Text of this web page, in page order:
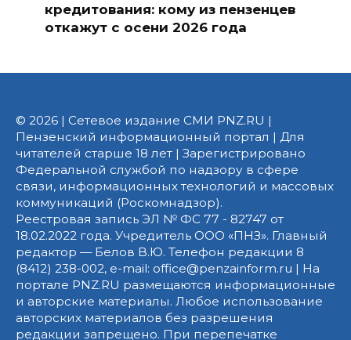
кредитования: кому из пензенцев
откажут с осени 2026 года
© 2026 | Сетевое издание СМИ PNZ.RU |
Пензенский информационный портал | Для
читателей старше 18 лет | Зарегистрировано
Федеральной службой по надзору в сфере
связи, информационных технологий и массовых
коммуникаций (Роскомнадзор).
Реестровая запись ЭЛ № ФС 77 - 82747 от
18.02.2022 года. Учредитель ООО «ПНЗ». Главный
редактор — Белов В.Ю. Телефон редакции 8
(8412) 238-002, e-mail: office@penzainform.ru | На
портале PNZ.RU размещаются информационные
и авторские материалы. Любое использование
авторских материалов без разрешения
редакции запрещено. При перепечатке